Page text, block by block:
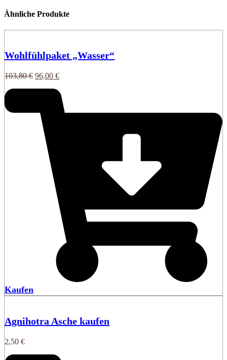
Ähnliche Produkte
Wohlfühlpaket „Wasser“
103,80€ Ursprünglicher
103,80 €
96,00 €Aktueller
ist:
96,00 €.
Kaufen
Agnihotra Asche kaufen
2,50 €